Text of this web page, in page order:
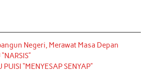
Negeri, Merawat Masa Depan
“MENYESAP SENYAP”